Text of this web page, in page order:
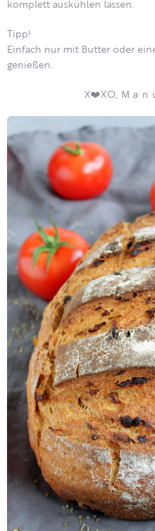
komplett auskühlen lassen.
Tipp!
Einfach nur mit Butter oder
genießen.
X❤️XO, Ｍａｎ